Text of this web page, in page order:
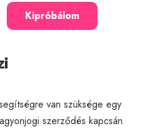
Kipróbálom
van szüksége egy
szerződés kapcsán